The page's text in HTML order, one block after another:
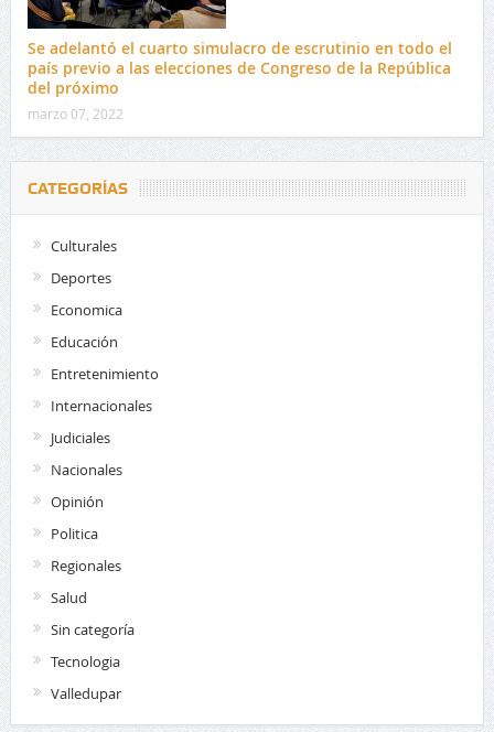
Se adelantó el cuarto simulacro de escrutinio en todo el
país previo a las elecciones de Congreso de la República
del próximo
marzo 07, 2022
CATEGORÍAS
Culturales
Deportes
Economica
Educación
Entretenimiento
Internacionales
Judiciales
Nacionales
Opinión
Politica
Regionales
Salud
Sin categoría
Tecnologia
Valledupar